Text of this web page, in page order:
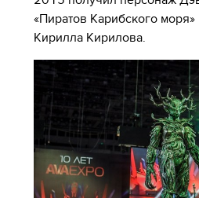
«Пиратов Карибского
Кирилла Кирилова.